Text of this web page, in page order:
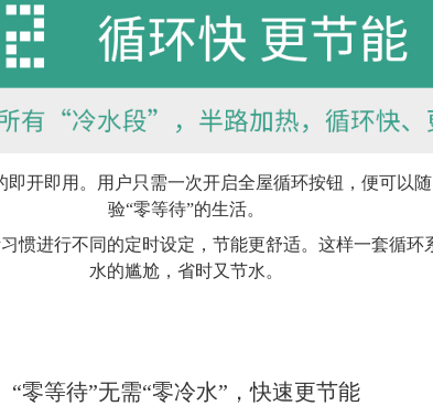
即开即用。用户只需一次开启全屋循环按钮，便可以
验“零等待”的生活。
惯进行不同的定时设定，节能更舒适。这样一套循
水的尴尬，省时又节水。
“零等待”无需“零冷水”，快速更节能